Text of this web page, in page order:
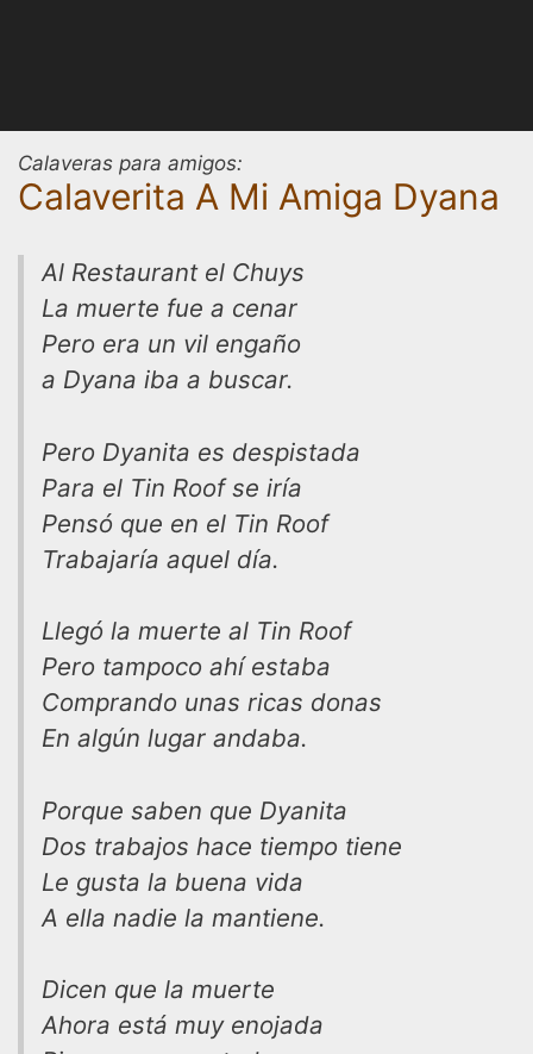
Calaveras para amigos:
Calaverita A Mi Amiga Dyana
Al Restaurant el Chuys
La muerte fue a cenar
Pero era un vil engaño
a Dyana iba a buscar.
Pero Dyanita es despistada
Para el Tin Roof se iría
Pensó que en el Tin Roof
Trabajaría aquel día.
Llegó la muerte al Tin Roof
Pero tampoco ahí estaba
Comprando unas ricas donas
En algún lugar andaba.
Porque saben que Dyanita
Dos trabajos hace tiempo tiene
Le gusta la buena vida
A ella nadie la mantiene.
Dicen que la muerte
Ahora está muy enojada